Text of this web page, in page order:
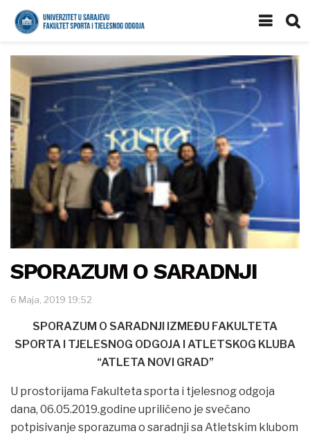
SPORAZUM O SARADNJI
6 Maja, 2019 19:52
SPORAZUM O SARADNJI IZMEĐU FAKULTETA
SPORTA I TJELESNOG ODGOJA I ATLETSKOG KLUBA
“ATLETA NOVI GRAD”
U prostorijama Fakulteta sporta i tjelesnog odgoja
dana, 06.05.2019.godine upriličeno je svečano
potpisivanje sporazuma o saradnji sa Atletskim klubom